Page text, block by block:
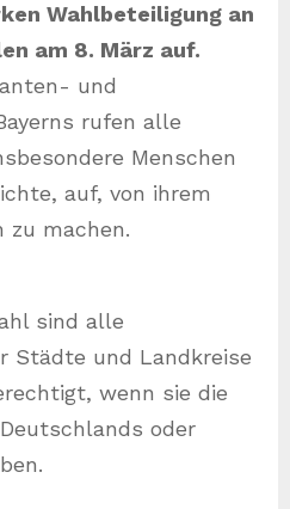
Wahlbeteiligung an
am 8. März auf.
und
rufen alle
Menschen
auf, von ihrem
zu machen.
sind alle
Städte und Landkreise
wenn sie die
oder